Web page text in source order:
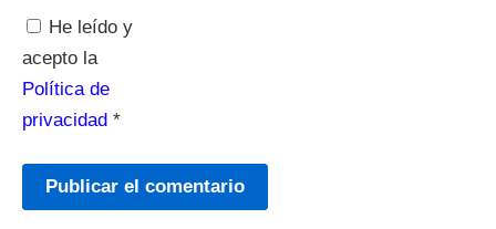
He leído y
acepto la
Política de
privacidad *